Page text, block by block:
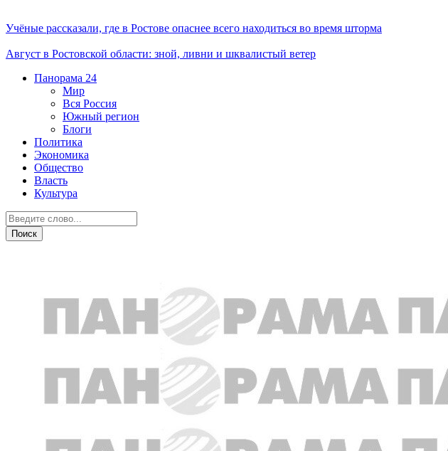
Учёные рассказали, где в Ростове опаснее всего находиться во время шторма
Август в Ростовской области: зной, ливни и шквалистый ветер
Панорама 24
Мир
Вся Россия
Южный регион
Блоги
Политика
Экономика
Общество
Власть
Культура